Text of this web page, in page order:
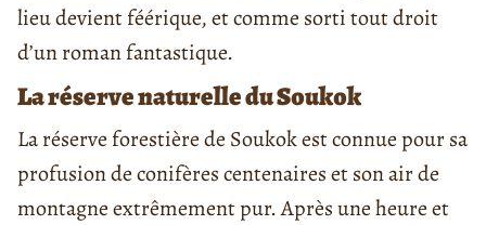
lieu devient féérique, et comme sorti tout droit
d’un roman fantastique.
La réserve naturelle du Soukok
La réserve forestière de Soukok est connue pour sa
profusion de conifères centenaires et son air de
montagne extrêmement pur. Après une heure et